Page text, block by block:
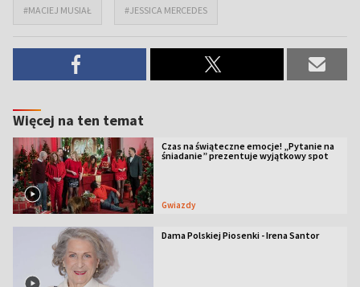
#MACIEJ MUSIAŁ #JESSICA MERCEDES
Więcej na ten temat
Czas na świąteczne emocje! „Pytanie na
śniadanie” prezentuje wyjątkowy spot
Gwiazdy
Dama Polskiej Piosenki - Irena Santor